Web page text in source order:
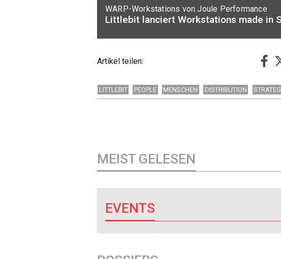
WARP-Workstations von Joule Performance
Littlebit lanciert Workstations made in
Artikel teilen:
LITTLEBIT PEOPLE MENSCHEN DISTRIBUTION
MEIST GELESEN
EVENTS